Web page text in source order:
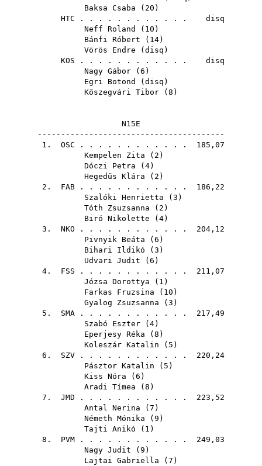
Baksa Csaba ( 20 )
HTC . . . . . . . . . . . . disq
Neff Roland
( 10 )
Bánfi Róbert ( 14)
Vörös Endre ( disq )
KOS . . . . . . . . . . . . disq
Nagy Gábor ( 6 )
Egri Botond
( disq )
Kőszegvári Tibor ( 8 )
N15E
----------------------------------------
1. OSC . . . . . . . . . . . . 185,07
Kempelen Zita ( 2 )
Dóczi Petra ( 4)
Hegedűs Klára ( 2 )
2. FAB . . . . . . . . . . . . 186,22
Szalóki Henrietta ( 3 )
Tóth Zsuzsanna ( 2 )
Biró Nikolette ( 4)
3. NKO . . . . . . . . . . . . 204,12
Pivnyik Beáta ( 6 )
Bihari Ildikó ( 3 )
Udvari Judit ( 6 )
4. FSS . . . . . . . . . . . . 211,07
Józsa Dorottya ( 1 )
Farkas Fruzsina ( 10 )
Gyalog Zsuzsanna ( 3 )
5. SMA . . . . . . . . . . . . 217,49
Szabó Eszter ( 4)
Eperjesy Réka ( 8 )
Koleszár Katalin ( 5 )
6. SZV . . . . . . . . . . . . 220,24
Pásztor Katalin ( 5 )
Kiss Nóra ( 6 )
Aradi Tímea ( 8 )
7. JMD . . . . . . . . . . . . 223,52
Antal Nerina ( 7 )
Németh Mónika ( 9 )
Tajti Anikó ( 1 )
8. PVM . . . . . . . . . . . . 249,03
Nagy Judit ( 9 )
Lajtai Gabriella ( 7 )